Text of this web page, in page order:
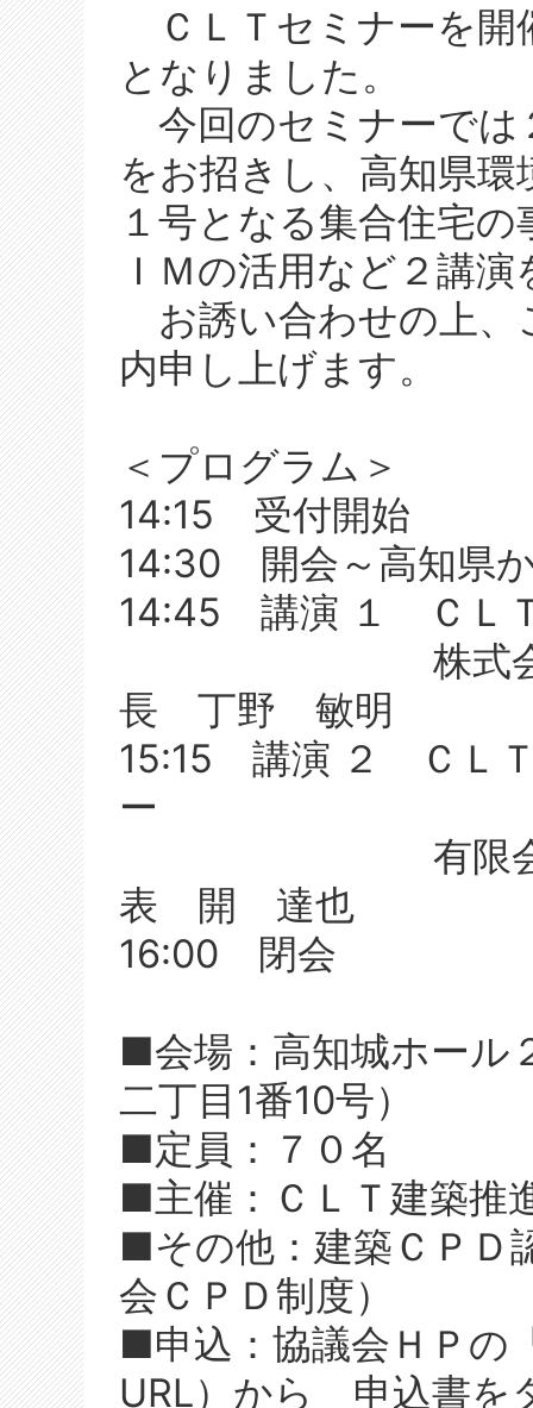
ＣＬＴセミナーを開
となりました。
今回のセミナーでは
をお招きし、高知県環
１号となる集合住宅
ＩＭの活用など２講
お誘い合わせの上、
内申し上げます。
＜プログラム＞
14:15 受付開始
14:30 開会～高知県
14:45 講演 １ ＣＬ
株式会社響
長 丁野 敏明
15:15 講演 ２ ＣＬＴ
ー
有限会社 開
表 開 達也
16:00 閉会
■会場：高知城ホール
二丁目1番10号）
■定員：７０名
■主催：ＣＬＴ建築推
■その他：建築ＣＰＤ
会ＣＰＤ制度）
■申込：協議会ＨＰの
URL）から 申込書を